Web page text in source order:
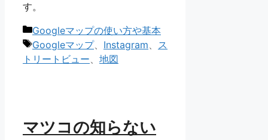
す。
カ
テ
ゴ
Googleマップの使い方や基本
タ
グ
Googleマップ、 Instagram、 ス
トリートビュー、 地図
マツコの知らない